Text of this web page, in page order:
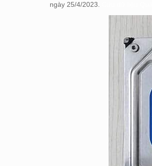
ngày 25/4/2023.